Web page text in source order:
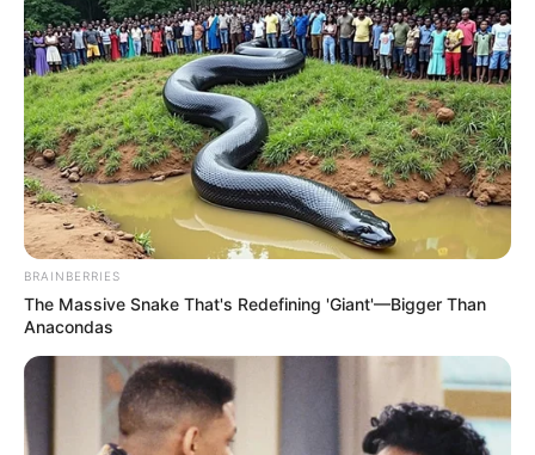
BRAINBERRIES
The Massive Snake That's Redefining 'Giant'—Bigger Than
Anacondas